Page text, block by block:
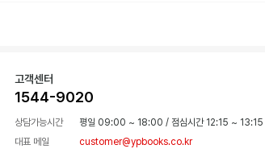
고객센터
1544-9020
상담가능시간 평일 09:00 ~ 18:00 / 점심시간 12:15 ~ 13:15
대표 메일
customer@ypbooks.co.kr